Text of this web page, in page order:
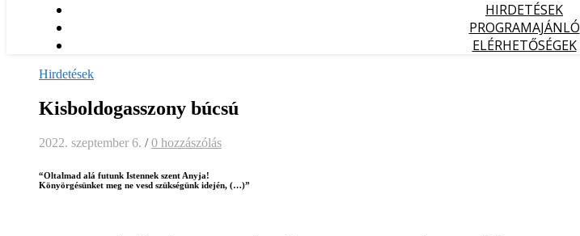
HIRDETÉSEK
PROGRAMAJÁNLÓ
ELÉRHETŐSÉGEK
Hirdetések
Kisboldogasszony búcsú
2022. szeptember 6. / 0 hozzászólás
“Oltalmad alá futunk Istennek szent Anyja!
Könyörgésünket meg ne vesd szükségünk idején, (…)”